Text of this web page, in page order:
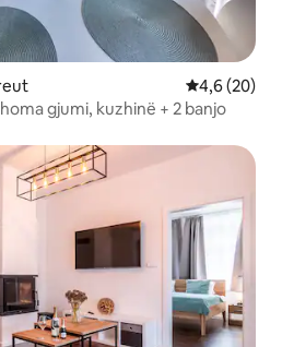
Vlerësimi
4,6 (20)
gjumi, kuzhinë + 2 banjo